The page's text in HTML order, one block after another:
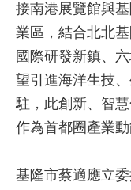
接南港展覽館與
業區，結合北北
國際研發新鎮、
望引進海洋生技
駐，此創新、智
作為首都圈產業
基隆市蔡適應立